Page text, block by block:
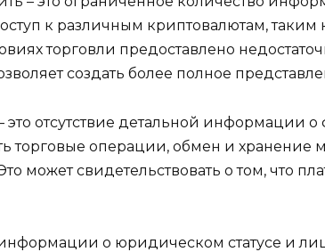
к различным криптовалютам,
торговли предоставлено
создать более полное
это отсутствие детальной информации
торговые операции, обмен и хранение
может свидетельствовать о том, что
информации о юридическом статусе и